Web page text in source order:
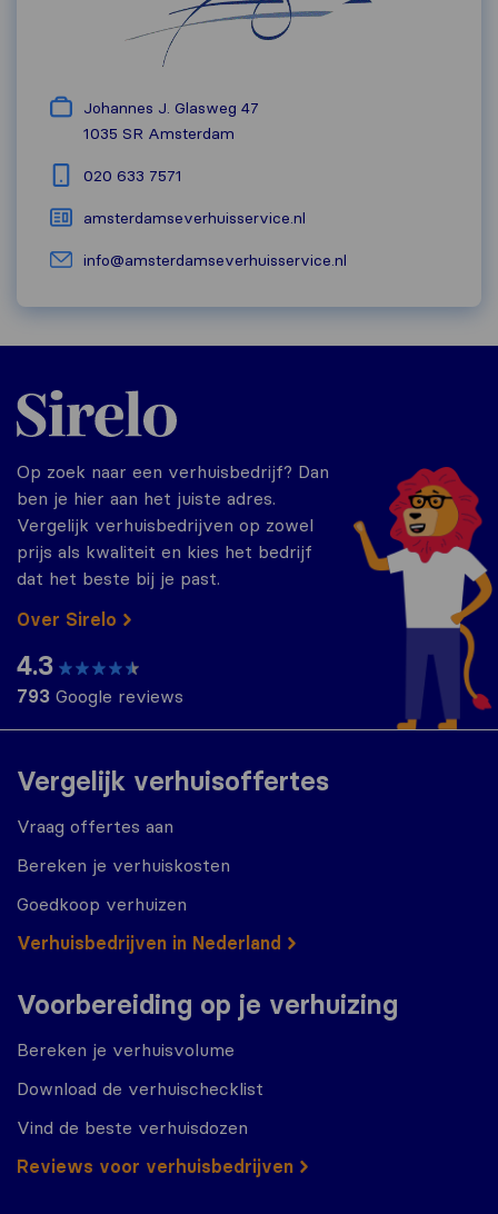
Johannes J. Glasweg 47
1035 SR Amsterdam
020 633 7571
amsterdamseverhuisservice.nl
info@amsterdamseverhuisservice.nl
Vergelijk verhuisoffertes
Vraag offertes aan
Bereken je verhuiskosten
Goedkoop verhuizen
Verhuisbedrijven in Nederland
Voorbereiding op je verhuizing
Bereken je verhuisvolume
Download de verhuischecklist
Vind de beste verhuisdozen
Reviews voor verhuisbedrijven
Sirelo.nl
Op zoek naar een verhuisbedrijf? Dan
ben je hier aan het juiste adres.
Vergelijk verhuisbedrijven op zowel
prijs als kwaliteit en kies het bedrijf
dat het beste bij je past.
Over Sirelo
4.3
793 Google reviews